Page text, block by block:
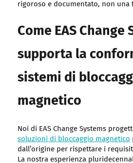
rigoroso e documentato, non una
Come EAS Change
supporta la
sistemi di
magnetico
Noi di EAS Change Systems
soluzioni di bloccaggio magnetico
dall’origine per rispettare i
La nostra esperienza